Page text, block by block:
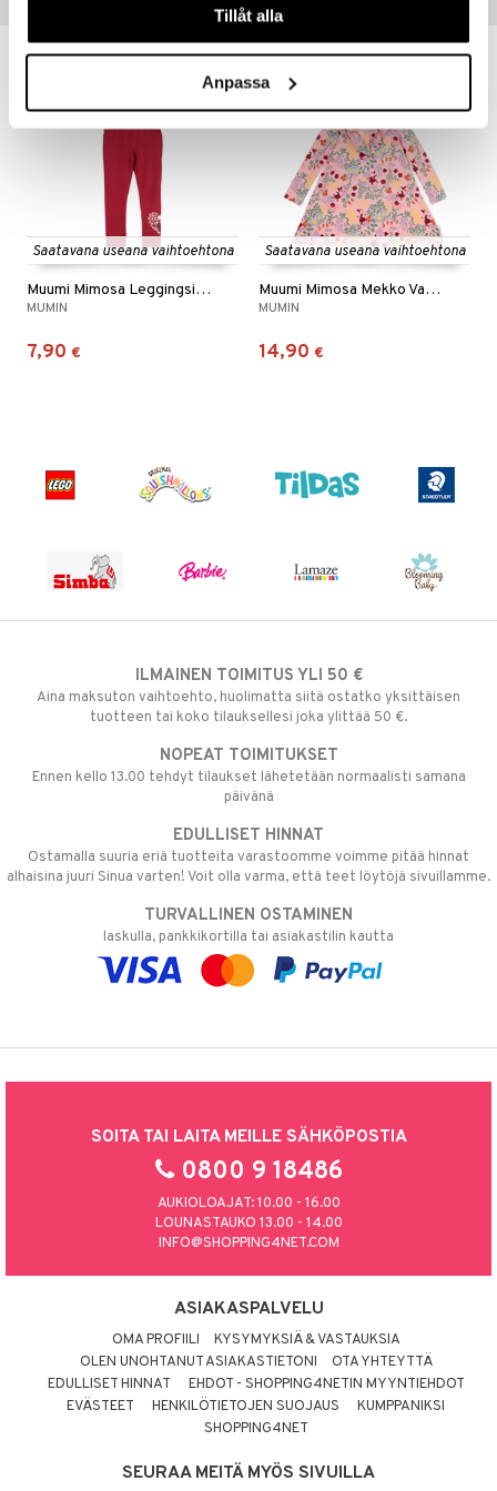
Tillåt alla
Anpassa
Vinkkejä sinulle
Saatavana useana vaihtoehtona
Muumi Mimosa Leggingsit Punaiset
MUMIN
7,90 €
Saatavana useana vaihtoehtona
Muumi Mimosa Mekko Vaaleanpunainen
MUMIN
14,90 €
Pitkätossu
& Pesonen
ILMAINEN TOIMITUS YLI 50 €
Aina maksuton vaihtoehto, huolimatta siitä ostatko yksittäisen
tuotteen tai koko tilauksellesi joka ylittää 50 €.
NOPEAT TOIMITUKSET
Ennen kello 13.00 tehdyt tilaukset lähetetään normaalisti samana
päivänä
EDULLISET HINNAT
Ostamalla suuria eriä tuotteita varastoomme voimme pitää hinnat
alhaisina juuri Sinua varten! Voit olla varma, että teet löytöjä sivuillamme.
TURVALLINEN OSTAMINEN
laskulla, pankkikortilla tai asiakastilin kautta
SOITA TAI LAITA MEILLE SÄHKÖPOSTIA
0800 9 18486
AUKIOLOAJAT: 10.00 - 16.00
LOUNASTAUKO 13.00 - 14.00
INFO@SHOPPING4NET.COM
ASIAKASPALVELU
OMA PROFIILI
KYSYMYKSIÄ & VASTAUKSIA
OLEN UNOHTANUT ASIAKASTIETONI
OTA YHTEYTTÄ
EDULLISET HINNAT
EHDOT - SHOPPING4NETIN MYYNTIEHDOT
EVÄSTEET
HENKILÖTIETOJEN SUOJAUS
KUMPPANIKSI
SHOPPING4NET
SEURAA MEITÄ MYÖS SIVUILLA